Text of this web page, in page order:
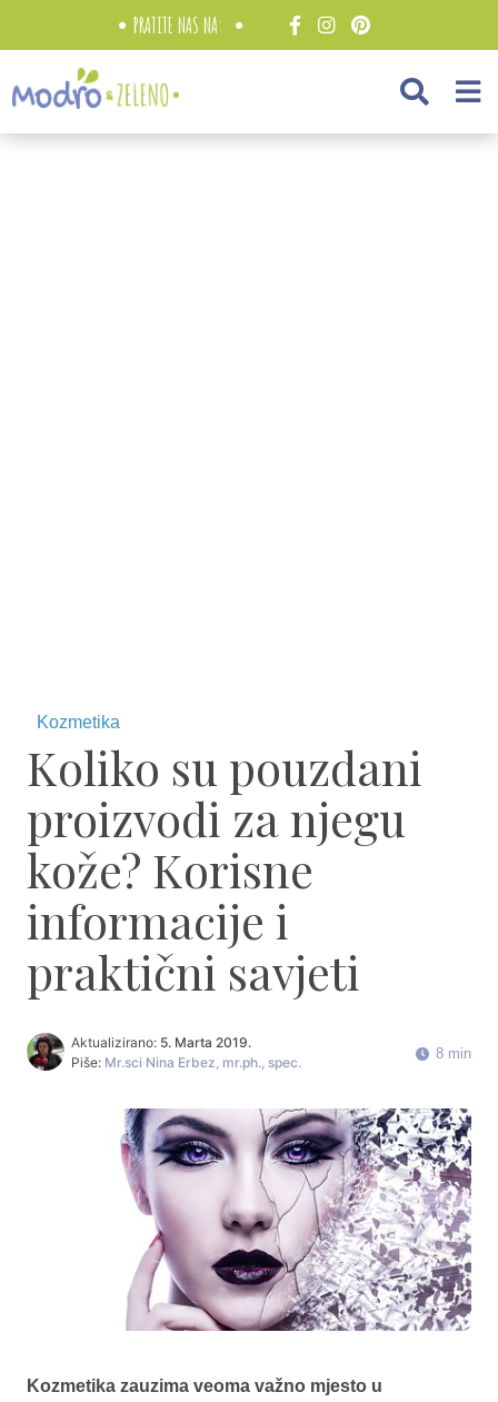
PRATITE NAS NA:
Kozmetika
Koliko su pouzdani
proizvodi za njegu
kože? Korisne
informacije i
praktični savjeti
Aktualizirano: 5. Marta 2019.
Piše: Mr.sci Nina Erbez, mr.ph., spec.
8 min
Kozmetika zauzima veoma važno mjesto u